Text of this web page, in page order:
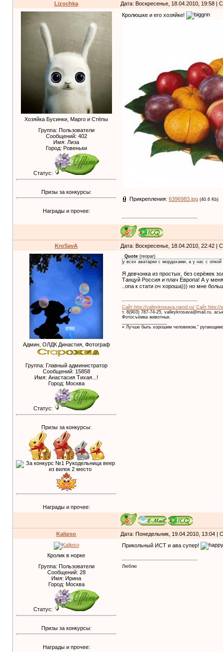
Lizochka Дата: Воскресенье, 18.04.2010, 19:58 |
Хозяйка Бусинки, Марго и Стёпы
Группа: Пользователи
Сообщений: 402
Имя: Лиза
Город: Ровеньки
Статус:
Призы за конкурсы:
Награды и прочее:
Кролюшке и его хозяйке!
Прикрепления: 6396983.jpg (40.6 Kb)
KroSavA Дата: Воскресенье, 18.04.2010, 22:42 |
Админ, ОЛДК Династия, Фотограф
Группа: Главный администратор
Сообщений: 15858
Имя: Анастасия Тихая...!
Город: Москва
Статус:
Призы за конкурсы:
Награды и прочее:
Quote (reopar)
у всех аватарки с мордахами, а у нас с опкой
Я девчонка из простых, без серёжек
Танцуй Россия и плач Европа! А у
..опа к стати оч хороша))) но мне
Сайт http://valleykrosava.narod.ru/ Сайт http://
т. 8(903) 787-74-25, valleykrosava@mail.ru,
Фотосъёмка животных.
« Лучше быть хорошим человеком,"
Kalipso Дата: Понедельник, 19.04.2010, 13:04 |
Кролик в норке
Группа: Пользователи
Сообщений: 28
Имя: Ирина
Город: Москва
Статус:
Призы за конкурсы:
Награды и прочее:
Прикольный ИСТ и ава супер!
Люблю